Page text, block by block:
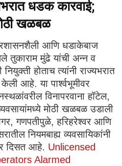
धडक कारवाई;
खळबळ
आणि धडाकेबाज
तुकाराम मुंढे यांची अन्न व
होताच त्यांनी राज्यभरात
आहे. या पार्श्वभूमीवर
विनापरवाना हॉटेल,
मोठी खळबळ उडाली
गणपतीपुळे, हरिहरेश्वर आणि
नियमबाह्य व्यवसायिकांनी
दिसत आहे. Unlicensed
Alarmed